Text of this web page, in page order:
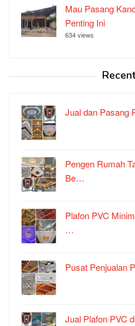
Mau Pasang
Penting Ini
634 views
Jual dan Pasang
Pengen Rumah
Be…
Plafon PVC
…
Pusat Penjualan
Jual Plafon PVC